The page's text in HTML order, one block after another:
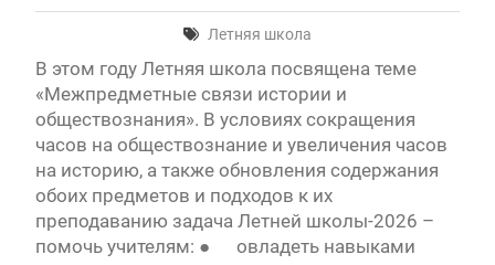
Летняя школа
В этом году Летняя школа посвящена теме
«Межпредметные связи истории и
обществознания». В условиях сокращения
часов на обществознание и увеличения часов
на историю, а также обновления содержания
обоих предметов и подходов к их
преподаванию задача Летней школы-2026 –
помочь учителям: ● овладеть навыками